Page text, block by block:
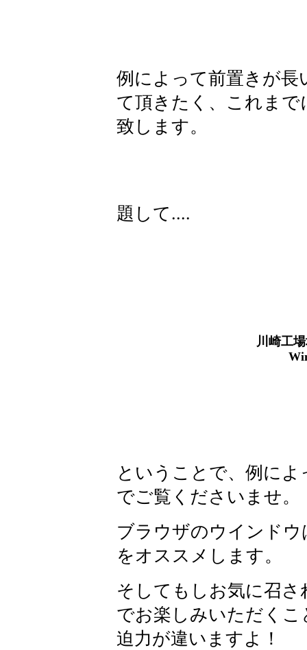
例によって前置きが長
て頂きたく、これま
致します。
題して....
川崎工
ということで、例に
でご覧くださいませ。
ブラウザのウインド
をオススメします。
そしてもしお気に召
でお楽しみいただく
迫力が違いますよ！